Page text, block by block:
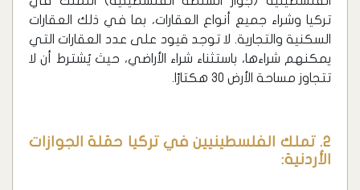
تركيا وشراء جميع أنواع العقارات، بما في ذلك العقارات
السكنية والتجارية. لا توجد قيود على عدد العقارات التي
يمكنهم شراءها، باستثناء شراء الأراضي، حيث يُشترط أن لا
تتجاوز مساحة الأرض 30 هكتارًا.
2. تملك الفلسطينيين في تركيا حمَلة الجوازات
الأردنية: